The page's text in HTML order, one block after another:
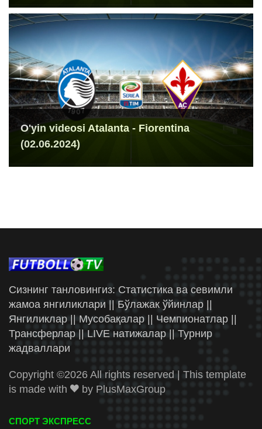
O'yin videosi Atalanta - Fiorentina
(02.06.2024)
Сизнинг танловингиз: Статистика ва севимли
жамоа янгиликлари || Бўлажак ўйинлар ||
Янгиликлар || Мусобақалар || Чемпионатлар ||
Трансферлар || LIVE натижалар || Турнир
жадваллари
Copyright ©2026 All rights reserved | This template
is made with
by PlusMaxGroup
СПОРТ ЭКСПРЕСС